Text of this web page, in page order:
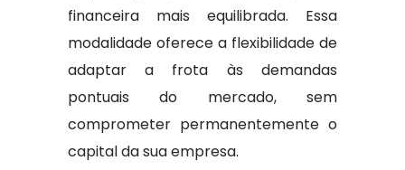
financeira mais equilibrada. Essa
modalidade oferece a flexibilidade de
adaptar a frota às demandas
pontuais do mercado, sem
comprometer permanentemente o
capital da sua empresa.